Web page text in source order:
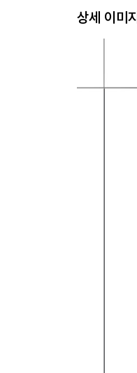
상세 이미지